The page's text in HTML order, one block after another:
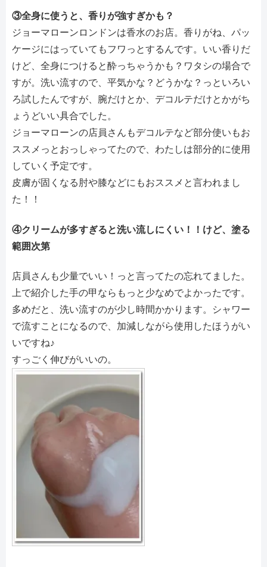
③全身に使うと、香りが強すぎかも？
ジョーマローンロンドンは香水のお店。香りがね、パッ
ケージにはっていてもフワっとするんです。いい香りだ
けど、全身につけると酔っちゃうかも？ワタシの場合で
すが。洗い流すので、平気かな？どうかな？っといろい
ろ試したんですが、腕だけとか、デコルテだけとかがち
ょうどいい具合でした。
ジョーマローンの店員さんもデコルテなど部分使いもお
ススメっとおっしゃってたので、わたしは部分的に使用
していく予定です。
皮膚が固くなる肘や膝などにもおススメと言われまし
た！！
④クリームが多すぎると洗い流しにくい！！けど、塗る
範囲次第
店員さんも少量でいい！っと言ってたの忘れてました。
上で紹介した手の甲ならもっと少なめでよかったです。
多めだと、洗い流すのが少し時間かかります。シャワー
で流すことになるので、加減しながら使用したほうがい
いですね♪
すっごく伸びがいいの。